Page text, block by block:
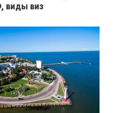
виды виз